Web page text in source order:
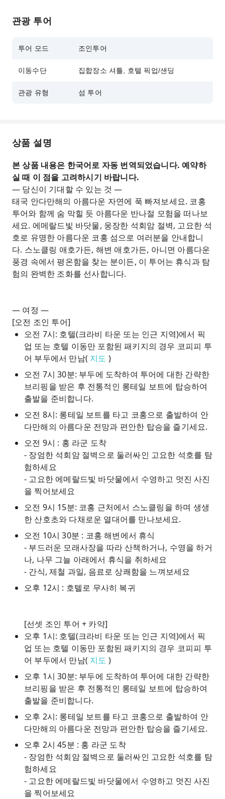
관광 투어
투어 모드 조인투어
이동수단 집합장소 셔틀, 호텔 픽업/샌딩
관광 유형 섬 투어
상품 설명
본 상품 내용은 한국어로 자동 번역되었습니다. 예약하
실 때 이 점을 고려하시기 바랍니다.
— 당신이 기대할 수 있는 것 —
태국 안다만해의 아름다운 자연에 푹 빠져보세요. 코홍
투어와 함께 숨 막힐 듯 아름다운 반나절 모험을 떠나보
세요. 에메랄드빛 바닷물, 웅장한 석회암 절벽, 고요한 석
호로 유명한 아름다운 코홍 섬으로 여러분을 안내합니
다. 스노클링 애호가든, 해변 애호가든, 아니면 아름다운
풍경 속에서 평온함을 찾는 분이든, 이 투어는 휴식과 탐
험의 완벽한 조화를 선사합니다.
— 여정 —
[오전 조인 투어]
오전 7시: 호텔(크라비 타운 또는 인근 지역)에서 픽
업 또는 호텔 이동만 포함된 패키지의 경우 코피피 투
어 부두에서 만남( 지도 )
오전 7시 30분: 부두에 도착하여 투어에 대한 간략한
브리핑을 받은 후 전통적인 롱테일 보트에 탑승하여
출발을 준비합니다.
오전 8시: 롱테일 보트를 타고 코홍으로 출발하여 안
다만해의 아름다운 전망과 편안한 탑승을 즐기세요.
오전 9시 : 홍 라군 도착
- 장엄한 석회암 절벽으로 둘러싸인 고요한 석호를 탐
험하세요
- 고요한 에메랄드빛 바닷물에서 수영하고 멋진 사진
을 찍어보세요
오전 9시 15분: 코홍 근처에서 스노클링을 하며 생생
한 산호초와 다채로운 열대어를 만나보세요.
오전 10시 30분 : 코홍 해변에서 휴식
- 부드러운 모래사장을 따라 산책하거나, 수영을 하거
나, 나무 그늘 아래에서 휴식을 취하세요
- 간식, 제철 과일, 음료로 상쾌함을 느껴보세요
오후 12시 : 호텔로 무사히 복귀
[선셋 조인 투어 + 카약]
오후 1시: 호텔(크라비 타운 또는 인근 지역)에서 픽
업 또는 호텔 이동만 포함된 패키지의 경우 코피피 투
어 부두에서 만남( 지도 )
오후 1시 30분: 부두에 도착하여 투어에 대한 간략한
브리핑을 받은 후 전통적인 롱테일 보트에 탑승하여
출발을 준비합니다.
오후 2시: 롱테일 보트를 타고 코홍으로 출발하여 안
다만해의 아름다운 전망과 편안한 탑승을 즐기세요.
오후 2시 45분 : 홍 라군 도착
- 장엄한 석회암 절벽으로 둘러싸인 고요한 석호를 탐
험하세요
- 고요한 에메랄드빛 바닷물에서 수영하고 멋진 사진
을 찍어보세요